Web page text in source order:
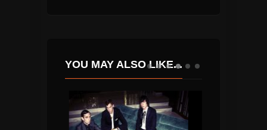
YOU MAY ALSO LIKE...